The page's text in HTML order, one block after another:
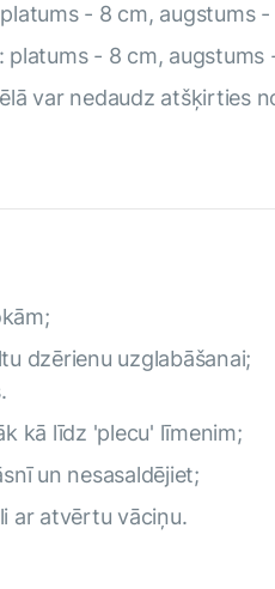
- 8 cm, augstums
platums - 8 cm, augstums
var nedaudz atšķirties
dzērienu uzglabāšanai;
kā līdz 'plecu' līmenim;
un nesasaldējiet;
ar atvērtu vāciņu.